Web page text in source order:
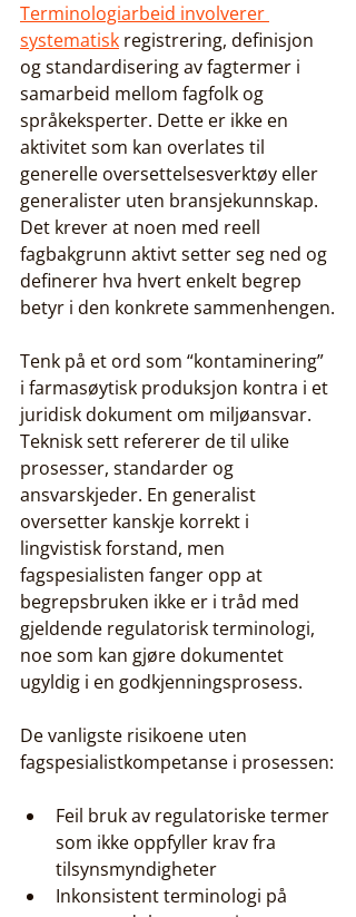
Terminologiarbeid involverer
systematisk registrering, definisjon
og standardisering av fagtermer i
samarbeid mellom fagfolk og
språkeksperter. Dette er ikke en
aktivitet som kan overlates til
generelle oversettelsesverktøy eller
generalister uten bransjekunnskap.
Det krever at noen med reell
fagbakgrunn aktivt setter seg ned og
definerer hva hvert enkelt begrep
betyr i den konkrete sammenhengen.
Tenk på et ord som “kontaminering”
i farmasøytisk produksjon kontra i et
juridisk dokument om miljøansvar.
Teknisk sett refererer de til ulike
prosesser, standarder og
ansvarskjeder. En generalist
oversetter kanskje korrekt i
lingvistisk forstand, men
fagspesialisten fanger opp at
begrepsbruken ikke er i tråd med
gjeldende regulatorisk terminologi,
noe som kan gjøre dokumentet
ugyldig i en godkjenningsprosess.
De vanligste risikoene uten
fagspesialistkompetanse i prosessen:
Feil bruk av regulatoriske termer
som ikke oppfyller krav fra
tilsynsmyndigheter
Inkonsistent terminologi på